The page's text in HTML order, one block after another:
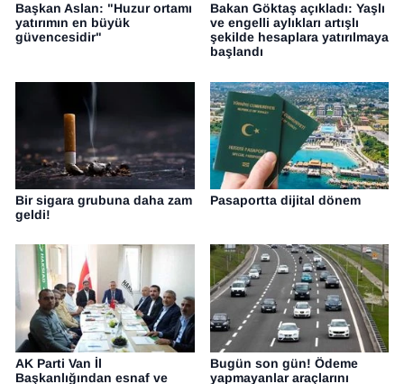
Başkan Aslan: "Huzur ortamı
yatırımın en büyük
güvencesidir"
Bakan Göktaş açıkladı: Yaşlı
ve engelli aylıkları artışlı
şekilde hesaplara yatırılmaya
başlandı
Bir sigara grubuna daha zam
geldi!
Pasaportta dijital dönem
AK Parti Van İl
Başkanlığından esnaf ve
Bugün son gün! Ödeme
yapmayanlar araçlarını